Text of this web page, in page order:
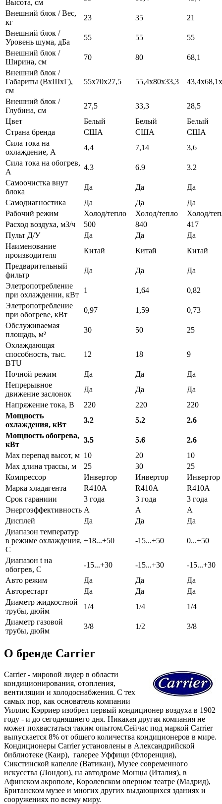
Высота, см
Внешний блок / Вес,
кг
23 35
21
Внешний блок /
Уровень шума, дБа
55 55
55
Внешний блок /
Ширина, см
70 80
68,1
Внешний блок /
Габариты (ВхШхГ),
см
55х70х27,5 55,4х80х33,3
Внешний блок /
Глубина, см
27,5 33,3
28,5
Цвет
Белый Белый
Белый
Страна бренда
США США
США
Сила тока на
охлаждение, А
4,4 7,14
3,6
Сила тока на обогрев,
А
4.3 6.9
3.2
Самоочистка внут
блока
Да Да
Да
Самодиагностика
Да Да
Да
Рабочий режим
Холод/тепло Холод/тепло
Холод/
Расход воздуха, м3/ч
500 840
417
Пульт Д/У
Да Да
Да
Наименование
производителя
Китай Китай
Китай
Предварительный
фильтр
Да Да
Да
Элетропотребление
при охлаждении, кВт
1 1,64
0,82
Элетропотребление
при обогреве, кВт
0,97 1,59
0,73
Обслуживаемая
площадь, м²
30 50
25
Охлаждающая
способность, тыс.
BTU
12 18 9
Ночной режим Да Да
Да
Непрерывное
движение заслонок
Да Да
Да
Напряжение тока, В
220 220
220
Мощность
охлаждения, кВт
3.2 5.2
2.6
Мощность обогрева,
кВт
3.5 5.6
2.6
Max перепад высот, м 10 20
10
Max длина трассы, м
25 30
25
Компрессор
Инвертор Инвертор
Инвертор
Марка хладагента
R410A R410A
R410A
Срок гараниии
3 года 3 года
3 года
Энергоэффективность A A
A
Дисплей
Да Да
Да
Диапазон температур
в режиме охлаждения,
С
+18...+50 -15...+50 0...+50
Диапазон t на
обогрев, С
-15...+30 -15...+30
-15...+30
Авто режим
Да Да
Да
Авторестарт
Да Да
Да
Диаметр жидкостной
трубы, дюйм
1/4 1/4
1/4
Диаметр газовой
трубы, дюйм
3/8 1/2 3/8
О бренде Carrier
Carrier - мировой лидер в области
кондиционирования, отопления,
вентиляции и холодоснабжения. С тех
самых пор, как основатель компании
Уиллис Кэрриер изобрел первый кондиционер воздуха в 1902
году - и до сегодняшнего дня. Никакая другая компания не
может похвастаться таким опытом.Сейчас под маркой Carrier
выпускается 8% от общего количества кондиционеров в мире.
Кондиционеры Carrier установлены в Александрийской
библиотеке (Каир), галерее Уффици (Флоренция),
Сикстинской капелле (Ватикан), Музее современного
искусства (Лондон), на автодроме Монцы (Италия), в
Афинском акрополе, Королевском оперном театре (Мадрид),
Британском музее и многих других выдающихся зданиях и
сооружениях по всему миру.